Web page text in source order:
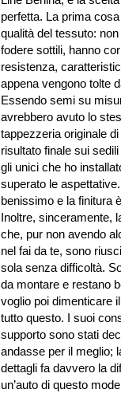
perfetta. La prima
qualità del tessuto:
fodere sottili, hanno
resistenza,
appena vengono tolte
Essendo semi su
avrebbero avuto lo
tappezzeria originale
risultato finale sui
gli unici che ho
superato le
benissimo e la finitura
Inoltre, sinceramente,
che, pur non avendo
nel fai da te, sono
sola senza difficoltà.
da montare e restano
voglio poi dimenticare
tutto questo. I suoi
supporto sono stati
andasse per il meglio;
dettagli fa davvero la
un’auto di questo